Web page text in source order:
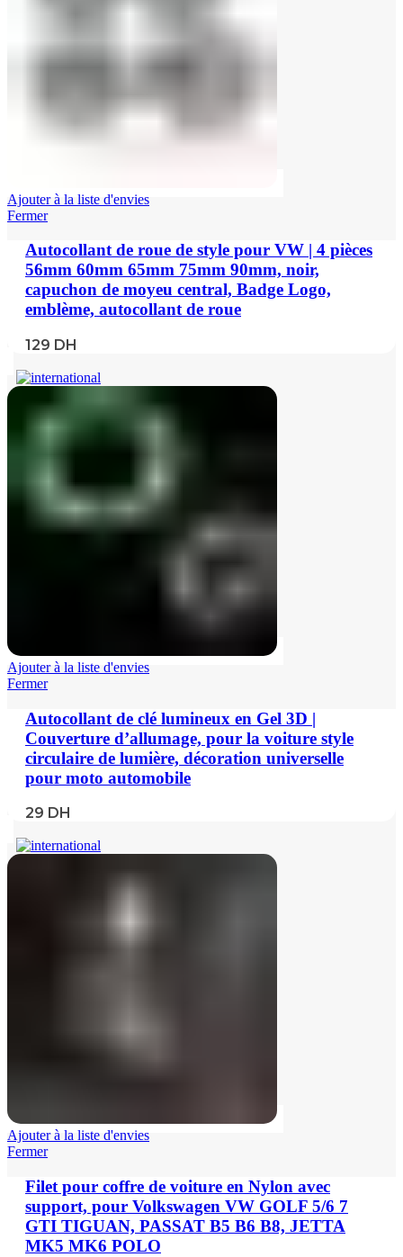
Ajouter à la liste d'envies
Fermer
Autocollant de roue de style pour VW | 4 pièces
56mm 60mm 65mm 75mm 90mm, noir,
capuchon de moyeu central, Badge Logo,
emblème, autocollant de roue
129 DH
Ajouter à la liste d'envies
Fermer
Autocollant de clé lumineux en Gel 3D |
Couverture d’allumage, pour la voiture style
circulaire de lumière, décoration universelle
pour moto automobile
29 DH
Ajouter à la liste d'envies
Fermer
Filet pour coffre de voiture en Nylon avec
support, pour Volkswagen VW GOLF 5/6 7
GTI TIGUAN, PASSAT B5 B6 B8, JETTA
MK5 MK6 POLO